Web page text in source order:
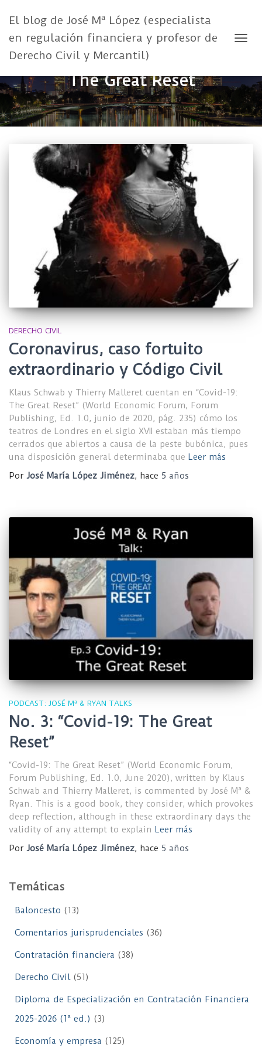
El blog de José Mª López (especialista
en regulación financiera y profesor de
Derecho Civil y Mercantil)
The Great Reset
DERECHO CIVIL
Coronavirus, caso fortuito
extraordinario y Código Civil
Klaus Schwab y Thierry Malleret cuentan en “Covid-19:
The Great Reset” (World Economic Forum, Forum
Publishing, Ed. 1.0, junio de 2020, pág. 235) cómo los
teatros de Londres en el siglo XVII estaban más tiempo
cerrados que abiertos a causa de la peste bubónica, pues
una disposición general determinaba que Leer más
Por José María López Jiménez, hace 5 años
PODCAST: JOSÉ Mª & RYAN TALKS
No. 3: “Covid-19: The Great
Reset”
“Covid-19: The Great Reset” (World Economic Forum,
Forum Publishing, Ed. 1.0, June 2020), written by Klaus
Schwab and Thierry Malleret, is commented by José Mª &
Ryan. This is a good book, they consider, which provokes
deep reflection, although in these extraordinary days the
validity of any attempt to explain Leer más
Por José María López Jiménez, hace 5 años
Temáticas
Baloncesto (13)
Comentarios jurisprudenciales (36)
Contratación financiera (38)
Derecho Civil(51)
Diploma de Especialización en Contratación Financiera
2025-2026 (1ª ed.) (3)
Economía y empresa (125)